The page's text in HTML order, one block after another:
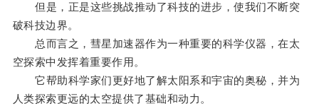
但是，正是这些挑战推动了科技的进步，使我们不断突
破科技边界。
总而言之，彗星加速器作为一种重要的科学仪器，在太
空探索中发挥着重要作用。
它帮助科学家们更好地了解太阳系和宇宙的奥秘，并为
人类探索更远的太空提供了基础和动力。